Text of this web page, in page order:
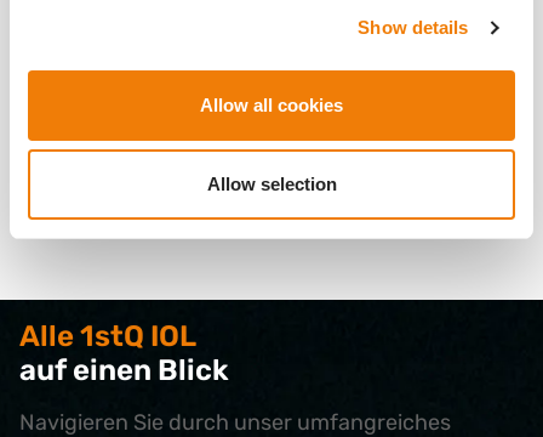
Show details
Allow all cookies
Allow selection
Kartusche
Zur Handhabung der Injektoren
Alle 1stQ IOL
auf einen Blick
Navigieren Sie durch unser umfangreiches